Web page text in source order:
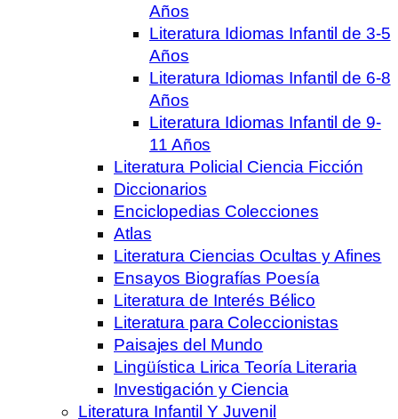
Años
Literatura Idiomas Infantil de 3-5
Años
Literatura Idiomas Infantil de 6-8
Años
Literatura Idiomas Infantil de 9-
11 Años
Literatura Policial Ciencia Ficción
Diccionarios
Enciclopedias Colecciones
Atlas
Literatura Ciencias Ocultas y Afines
Ensayos Biografías Poesía
Literatura de Interés Bélico
Literatura para Coleccionistas
Paisajes del Mundo
Lingüística Lirica Teoría Literaria
Investigación y Ciencia
Literatura Infantil Y Juvenil